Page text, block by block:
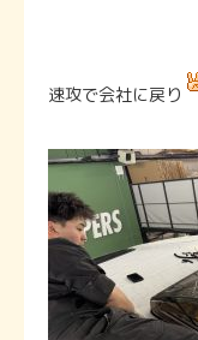
速攻で会社に戻り